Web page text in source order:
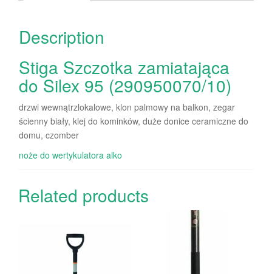
Description
Stiga Szczotka zamiatająca
do Silex 95 (290950070/10)
drzwi wewnątrzlokalowe, klon palmowy na balkon, zegar
ścienny biały, klej do kominków, duże donice ceramiczne do
domu, czomber
noże do wertykulatora alko
Related products